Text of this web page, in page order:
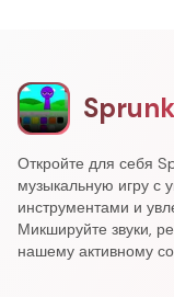
Откройте для себя
музыкальную игру с
инструментами и
Микшируйте звуки,
нашему активному